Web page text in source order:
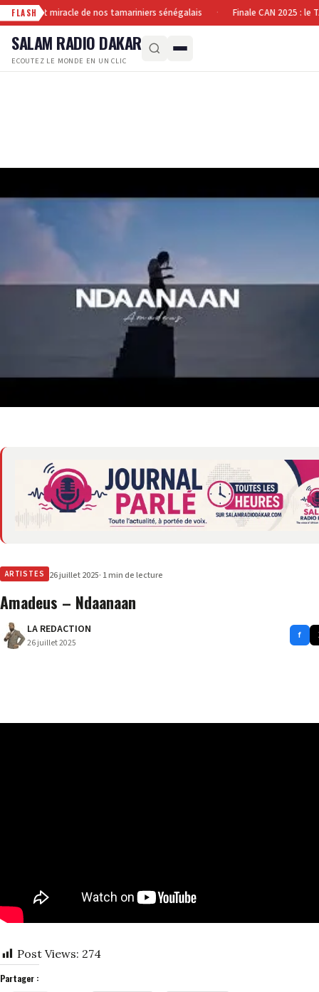
FLASH
: le fruit miracle de nos tamariniers sénégalais Finale CAN 2025 : le
SALAM RADIO DAKAR
ECOUTEZ LE MONDE EN UN CLIC
ARTISTES 26 juillet 2025· 1 min de lecture
Amadeus – Ndaanaan
LA REDACTION
26 juillet 2025
f
Post Views: 274
Partager :